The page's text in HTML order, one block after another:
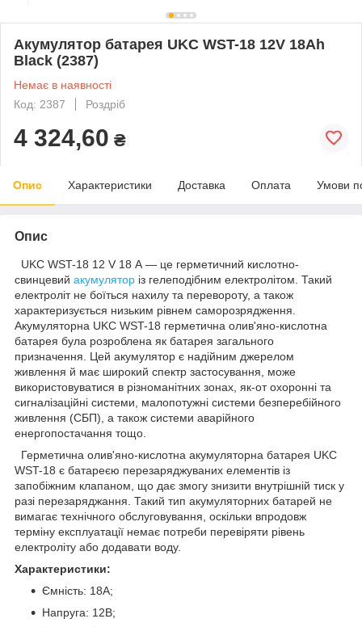
Акумулятор батарея UKC WST-18 12V 18Ah
Black (2387)
Немає в наявності
Код: 2387
Роздріб
4 324,60 ₴
Опис Характеристики Доставка Оплата Умови
Опис
UKC WST-18 12 V 18 А — це герметичний кислотно-
свинцевий акумулятор із гелеподібним електролітом. Такий
електроліт не боїться нахилу та перевороту, а також
характеризується низьким рівнем саморозрядження.
Акумуляторна UKC WST-18 герметична олив'яно-кислотна
батарея була розроблена як батарея загального
призначення. Цей акумулятор є надійним джерелом
живлення й має широкий спектр застосування, може
використовуватися в різноманітних зонах, як-от охоронні та
сигналізаційні системи, малопотужні системи безперебійного
живлення (СБП), а також системи аварійного
енергопостачання тощо.
Герметична олив'яно-кислотна акумуляторна батарея UKC
WST-18 є батареєю перезаряджуваних елементів із
запобіжним клапаном, що дає змогу знизити внутрішній тиск у
разі перезаряджання. Такий тип акумуляторних батарей не
вимагає технічного обслуговування, оскільки впродовж
терміну експлуатації немає потреби перевіряти рівень
електроліту або додавати воду.
Характеристики:
Ємність: 18А;
Напруга: 12В;